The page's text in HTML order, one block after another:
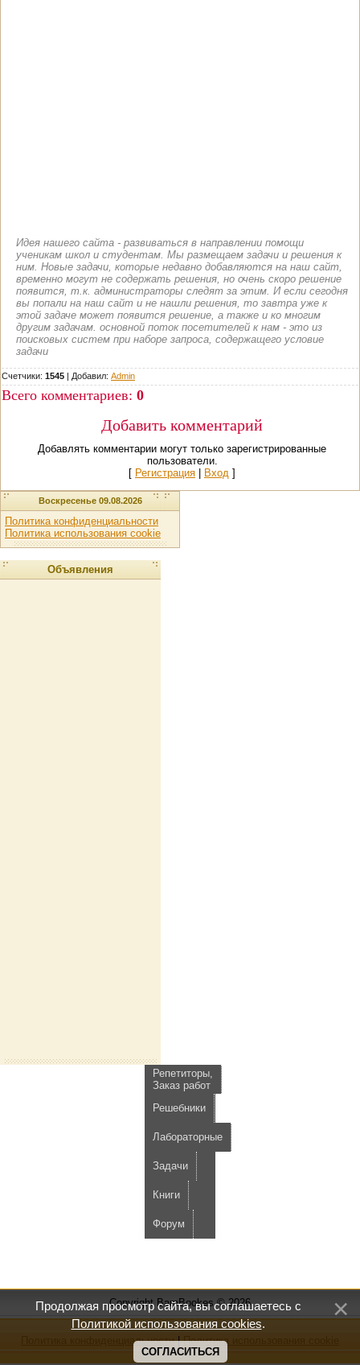
Идея нашего сайта - развиваться в направлении помощи
ученикам школ и студентам. Мы размещаем задачи и решения к
ним. Новые задачи, которые недавно добавляются на наш сайт,
временно могут не содержать решения, но очень скоро решение
появится, т.к. администраторы следят за этим. И если сегодня
вы попали на наш сайт и не нашли решения, то завтра уже к
этой задаче может появится решение, а также и ко многим
другим задачам. основной поток посетителей к нам - это из
поисковых систем при наборе запроса, содержащего условие
задачи
Счетчики: 1545 | Добавил: Admin
Всего комментариев: 0
Добавить комментарий
Добавлять комментарии могут только зарегистрированные
пользователи.
[ Регистрация Вход ]
Воскресенье 09.08.2026
Политика конфиденциальности
Политика использования cookie
Объявления
Репетиторы,
Заказ работ
Решебники
Лабораторные
Задачи
Книги
Форум
Copyright BamBookes © 2026
Политика конфиденциальности|Политика использования cookie
Продолжая просмотр сайта, вы соглашаетесь с
Политикой использования cookies.
СОГЛАСИТЬСЯ